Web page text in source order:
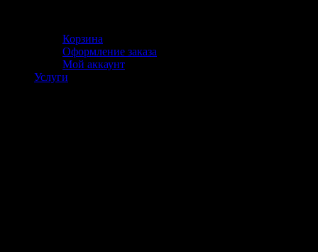
Корзина
Оформление заказа
Мой аккаунт
Услуги